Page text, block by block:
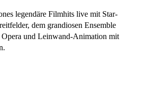
legendäre Filmhits live mit Star-
dem grandiosen Ensemble
und Leinwand-Animation mit